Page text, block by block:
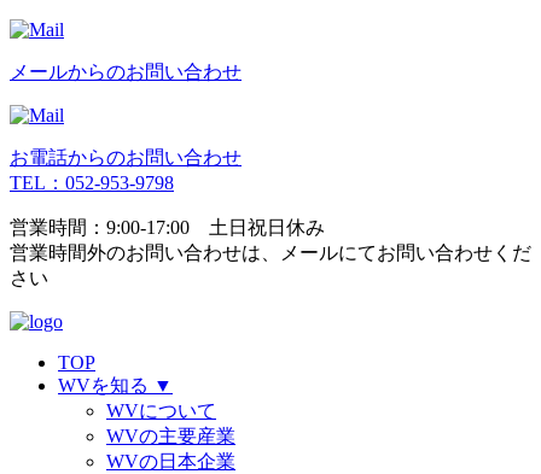
メールからのお問い合わせ
お電話からのお問い合わせ
TEL：052-953-9798
営業時間：9:00-17:00 土日祝日休み
営業時間外のお問い合わせは、
メールにてお問い合わせくだ
さい
TOP
WVを知る ▼
WVについて
WVの主要産業
WVの日本企業